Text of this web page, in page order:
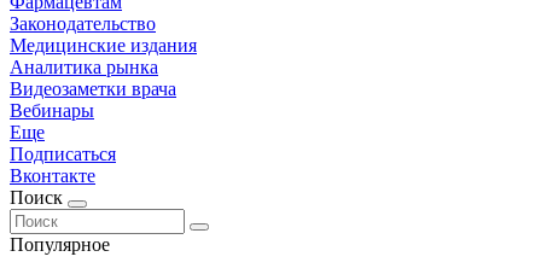
Законодательство
Медицинские издания
Аналитика рынка
Видеозаметки врача
Вебинары
Еще
Подписаться
Вконтакте
Поиск
Популярное